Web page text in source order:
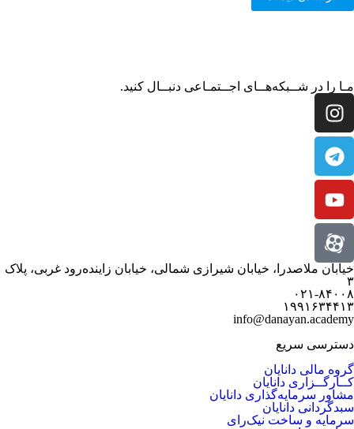
مـا را در شــبکه‌هــای اجــتمـاعی دنبــال کنید.
خیابان ملاصدرا، خیابان شیرازی شمالی، خیابان زاینده‌رود غربی، پلاک
۳
۰۲۱-۸۴۰۰۸
۱۹۹۱۶۳۴۴۱۳
info@danayan.academy
دسترسی سریع
گروه مالی دانایان
کــارگــزاری دانایان
مشاور سرمایه‌گذاری دانایان
سبدگردانی دانایان
سرمایه و ساخت نیک‌رای